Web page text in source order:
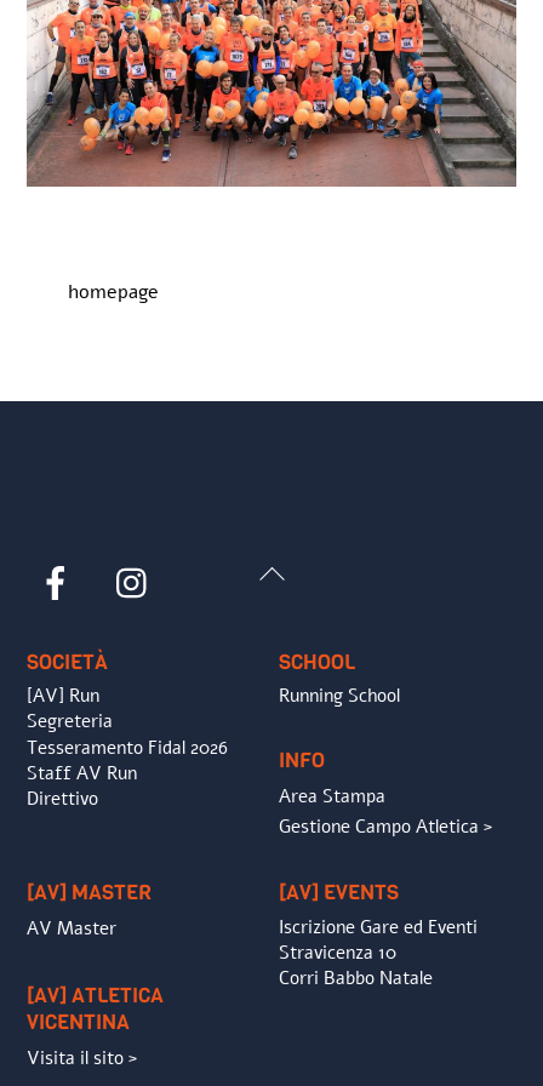
homepage
Back
Facebook
SOCIETÀ
[AV] Run
Segreteria
Tesseramento Fidal 2026
Staff AV Run
Direttivo
SCHOOL
Running School
INFO
Area Stampa
Gestione Campo Atletica >
[AV] MASTER
AV Master
[AV] ATLETICA
VICENTINA
Visita il sito >
[AV] EVENTS
Iscrizione Gare ed Eventi
Stravicenza 10
Corri Babbo Natale